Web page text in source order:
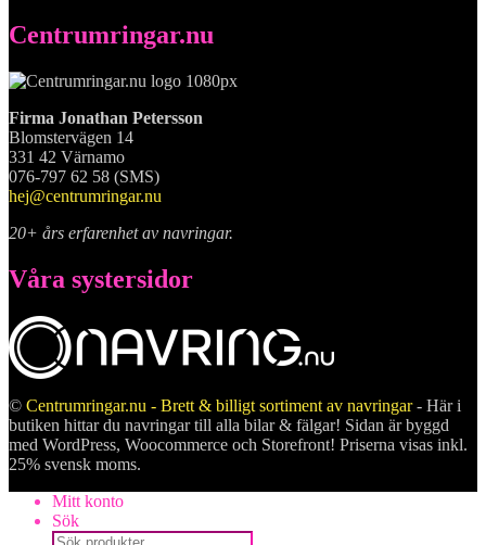
Centrumringar.nu
Firma Jonathan Petersson
Blomstervägen 14
331 42 Värnamo
076-797 62 58 (SMS)
hej@centrumringar.nu
20+ års erfarenhet av navringar.
Våra systersidor
© Centrumringar.nu - Brett & billigt sortiment av navringar- Här i
butiken hittar du navringar till alla bilar & fälgar! Sidan är byggd
med WordPress, Woocommerce och Storefront! Priserna visas inkl.
25% svensk moms.
Mitt konto
Sök
Products